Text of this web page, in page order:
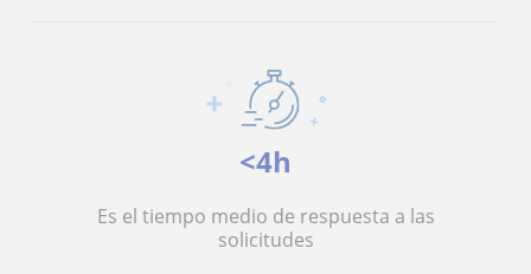
<4h
Es el tiempo medio de respuesta a las
solicitudes